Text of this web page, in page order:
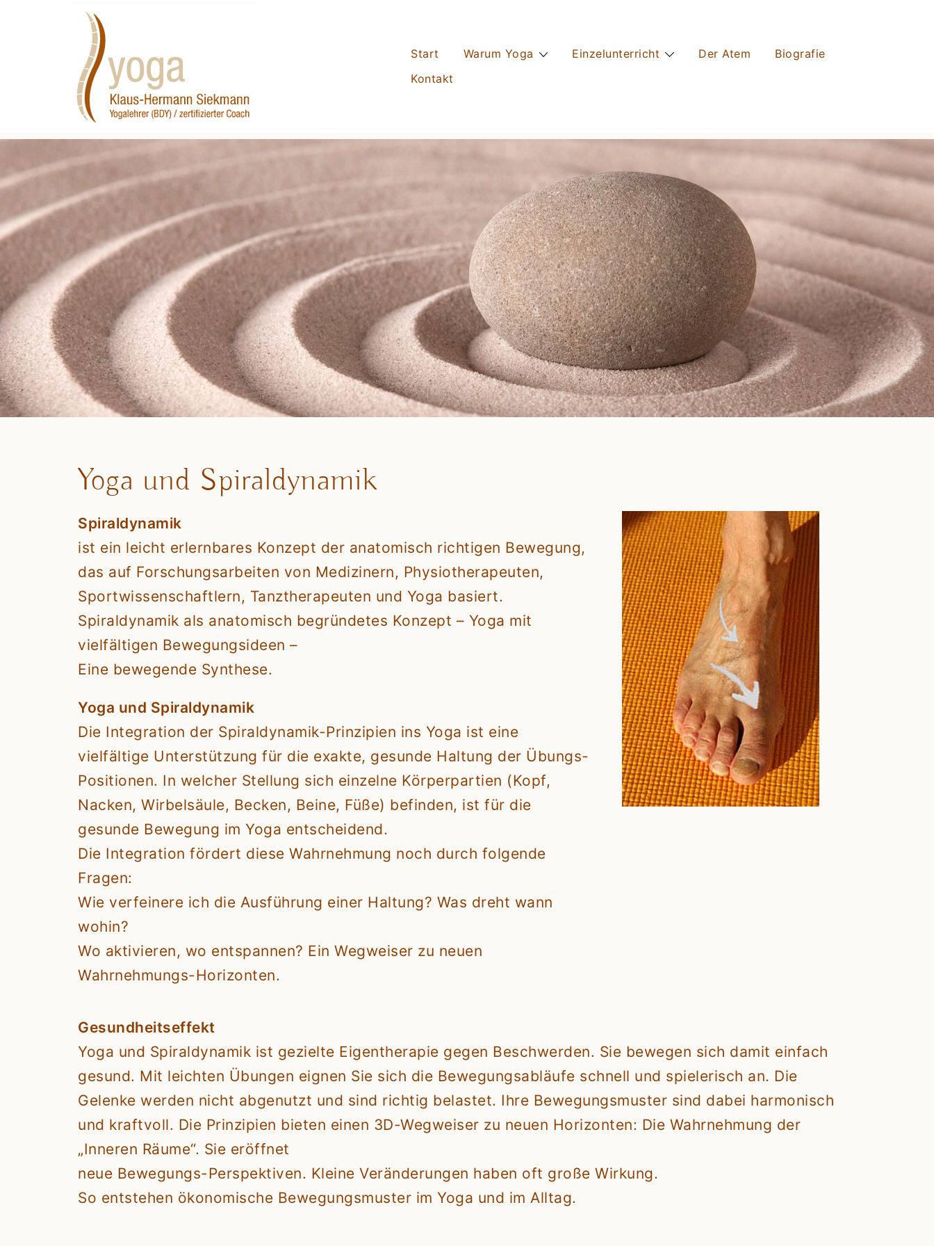
Start Warum Yoga Einzelunterricht Der Atem
Biografie
Kontakt
Warum Yoga
Yoga und Spiraldynamik
Spiraldynamik
ist ein leicht erlernbares Konzept der anatomisch richtigen Bewegung,
das auf Forschungsarbeiten von Medizinern, Physiotherapeuten,
Sportwissenschaftlern, Tanztherapeuten und Yoga basiert.
Spiraldynamik als anatomisch begründetes Konzept – Yoga mit
vielfältigen Bewegungsideen –
Eine bewegende Synthese.
Yoga und Spiraldynamik
Die Integration der Spiraldynamik-Prinzipien ins Yoga ist eine
vielfältige Unterstützung für die exakte, gesunde Haltung der Übungs-
Positionen. In welcher Stellung sich einzelne Körperpartien (Kopf,
Nacken, Wirbelsäule, Becken, Beine, Füße) befinden, ist für die
gesunde Bewegung im Yoga entscheidend.
Die Integration fördert diese Wahrnehmung noch durch folgende
Fragen:
Wie verfeinere ich die Ausführung einer Haltung? Was dreht wann
wohin?
Wo aktivieren, wo entspannen? Ein Wegweiser zu neuen
Wahrnehmungs-Horizonten.
Gesundheitseffekt
Yoga und Spiraldynamik ist gezielte Eigentherapie gegen Beschwerden. Sie bewegen sich damit einfach
gesund. Mit leichten Übungen eignen Sie sich die Bewegungsabläufe schnell und spielerisch an. Die
Gelenke werden nicht abgenutzt und sind richtig belastet. Ihre Bewegungsmuster sind dabei harmonisch
und kraftvoll. Die Prinzipien bieten einen 3D-Wegweiser zu neuen Horizonten: Die Wahrnehmung der
„Inneren Räume“. Sie eröffnet
neue Bewegungs-Perspektiven. Kleine Veränderungen haben oft große Wirkung.
So entstehen ökonomische Bewegungsmuster im Yoga und im Alltag.